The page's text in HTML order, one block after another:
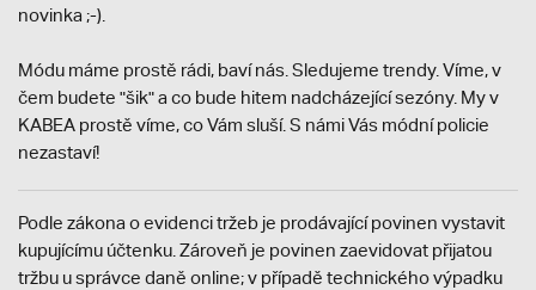
novinka ;-).
Módu máme prostě rádi, baví nás. Sledujeme trendy. Víme, v
čem budete "šik" a co bude hitem nadcházející sezóny. My v
KABEA prostě víme, co Vám sluší. S námi Vás módní policie
nezastaví!
Podle zákona o evidenci tržeb je prodávající povinen vystavit
kupujícímu účtenku. Zároveň je povinen zaevidovat přijatou
tržbu u správce daně online; v případě technického výpadku